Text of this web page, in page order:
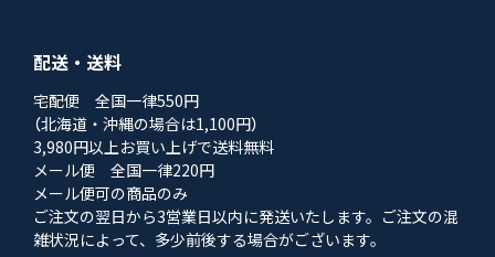
配送・送料
宅配便 全国一律550円
（北海道・沖縄の場合は1,100円）
3,980円以上お買い上げで送料無料
メール便 全国一律220円
メール便可の商品のみ
ご注文の翌日から3営業日以内に発送いたします。ご注文の混
雑状況によって、多少前後する場合がございます。